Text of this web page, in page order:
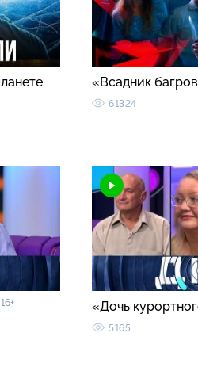
«Всадник
61324
16+ «Дочь
5165